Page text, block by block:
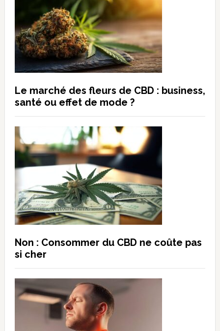
Le marché des fleurs de CBD : business,
santé ou effet de mode ?
Non : Consommer du CBD ne coûte pas
si cher